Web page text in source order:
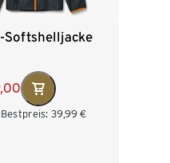
Softshelljacke
39,99 €